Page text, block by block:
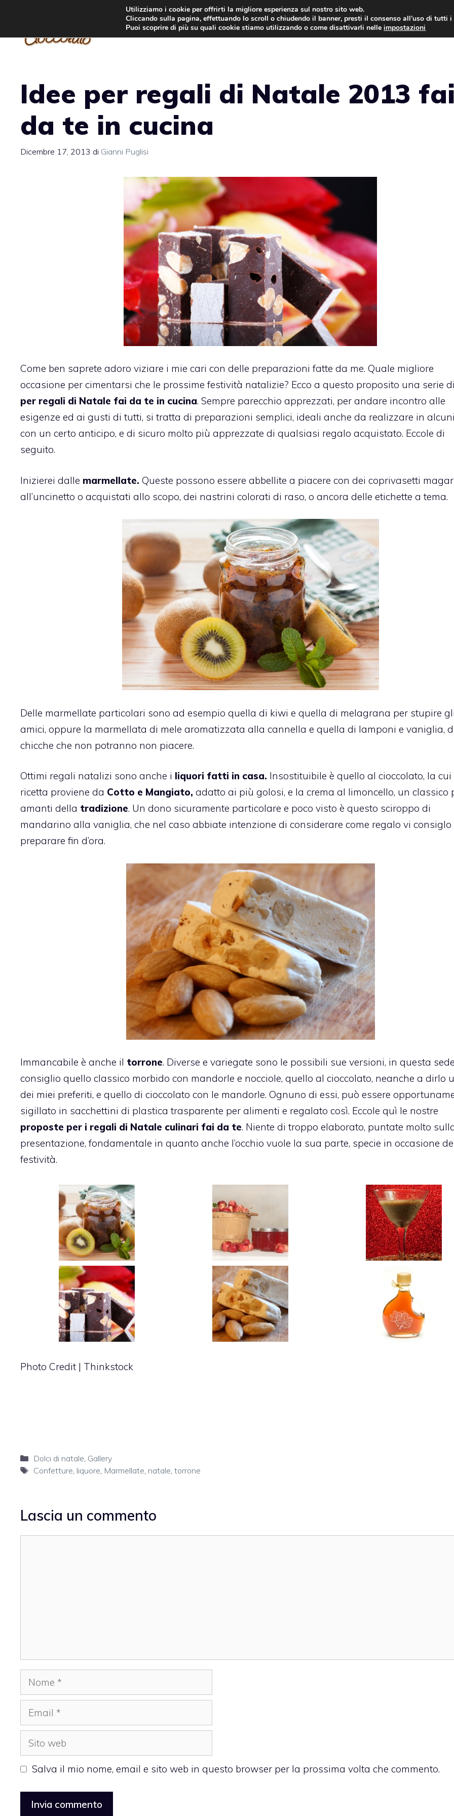
contenuto
TORTE AL CIOCCOLATO TORTE CLASSICHE
Idee per regali di Natale 2013
da te in cucina
Dicembre 17, 2013 di Gianni Puglisi
Come ben saprete adoro viziare i mie cari con delle preparazioni fatte da me. Quale migliore
occasione per cimentarsi che le prossime festività natalizie? Ecco a questo proposito una serie
per regali di Natale fai da te in cucina. Sempre parecchio apprezzati, per andare incontro alle
esigenze ed ai gusti di tutti, si tratta di preparazioni semplici, ideali anche da realizzare in
con un certo anticipo, e di sicuro molto più apprezzate di qualsiasi regalo acquistato. Eccole di
seguito.
Inizierei dalle marmellate. Queste possono essere abbellite a piacere con dei coprivasetti
all’uncinetto o acquistati allo scopo, dei nastrini colorati di raso, o ancora delle etichette a tema.
Delle marmellate particolari sono ad esempio quella di kiwi e quella di melagrana per stupire
amici, oppure la marmellata di mele aromatizzata alla cannella e quella di lamponi e vaniglia,
chicche che non potranno non piacere.
Ottimi regali natalizi sono anche i liquori fatti in casa. Insostituibile è quello al cioccolato, la cui
ricetta proviene da Cotto e Mangiato, adatto ai più golosi, e la crema al limoncello, un classico
amanti della tradizione. Un dono sicuramente particolare e poco visto è questo sciroppo di
mandarino alla vaniglia, che nel caso abbiate intenzione di considerare come regalo vi
preparare fin d’ora.
Immancabile è anche il torrone. Diverse e variegate sono le possibili sue versioni, in questa
consiglio quello classico morbido con mandorle e nocciole, quello al cioccolato, neanche a dirlo
dei miei preferiti, e quello di cioccolato con le mandorle. Ognuno di essi, può essere
sigillato in sacchettini di plastica trasparente per alimenti e regalato così. Eccole quì le nostre
proposte per i regali di Natale culinari fai da te. Niente di troppo elaborato, puntate molto
presentazione, fondamentale in quanto anche l’occhio vuole la sua parte, specie in occasione
festività.
Photo Credit | Thinkstock
Categorie
Dolci di natale, Gallery
Tag
Confetture, liquore, Marmellate, natale, torrone
Lascia un commento
Nome
Email
Sito
web
Salva il mio nome, email e sito web in questo browser per la prossima volta che commento.
Utilizziamo i cookie per offrirti la migliore esperienza sul nostro sito web.
Cliccando sulla pagina, effettuando lo scroll o chiudendo il banner, presti il consenso all’uso di tutti
Puoi scoprire di più su quali cookie stiamo utilizzando o come disattivarli nelleimpostazioni